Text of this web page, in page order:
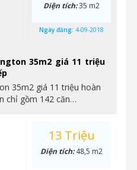
35m2 giá 11 triệu
35m2 giá 11 triệu hoàn
chỉ gồm 142 căn…
Diện tích:35 m2
Ngày đăng: 4-09-2018
13 Triệu
Diện tích:48,5 m2